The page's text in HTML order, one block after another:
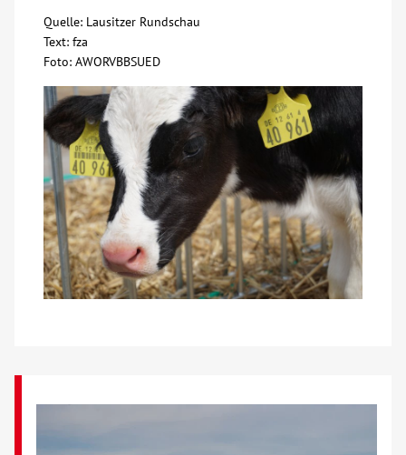
AWO BB Süd
Quelle: Lausitzer Rundschau
Text: fza
Foto: AWORVBBSUED